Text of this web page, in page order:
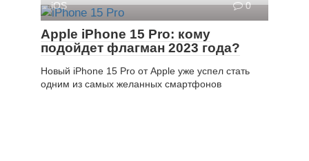
iOS 0
Apple iPhone 15 Pro: кому
подойдет флагман 2023 года?
Новый iPhone 15 Pro от Apple уже успел стать
одним из самых желанных смартфонов